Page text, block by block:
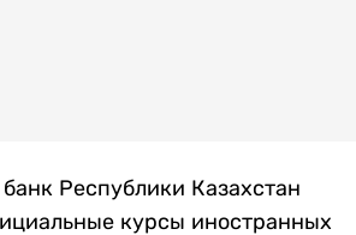
Республики Казахстан
курсы иностранных